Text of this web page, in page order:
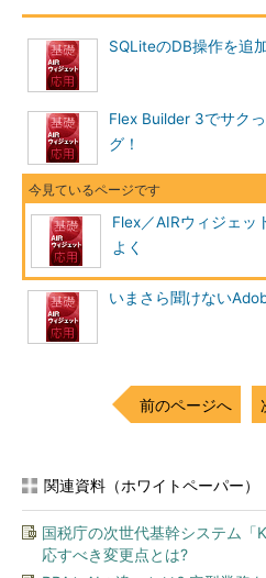
SQLiteのDB操作を追
Flex Builder 3でサク
グ！
Flex／AIRウィジェッ
よく
いまさら聞けない
前のページへ
関連資料（ホワイトペーパー）
国税庁の次世代基幹システム「
応すべき変更点とは?